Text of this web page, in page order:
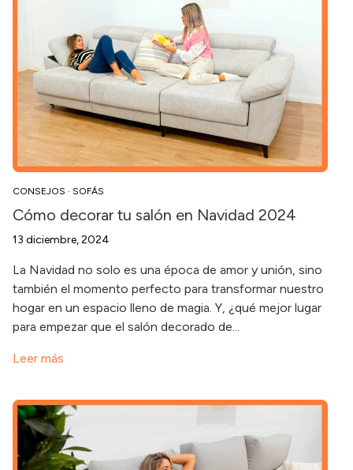
CONSEJOS · SOFÁS
Cómo decorar tu salón en Navidad 2024
13 diciembre, 2024
La Navidad no solo es una época de amor y unión, sino
también el momento perfecto para transformar nuestro
hogar en un espacio lleno de magia. Y, ¿qué mejor lugar
para empezar que el salón decorado de...
Leer más